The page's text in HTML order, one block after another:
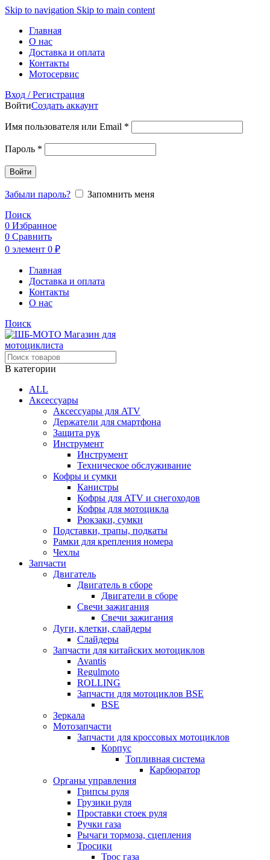
Skip to navigation Skip to main content
Главная
О нас
Доставка и оплата
Контакты
Мотосервис
Вход / Регистрация
ВойтиСоздать аккаунт
Имя пользователя или Email *
Пароль *
Войти
Забыли пароль?
Запомнить меня
Поиск
0 Избранное
0 Сравнить
0 элемент 0 ₽
Главная
Доставка и оплата
Контакты
О нас
Поиск
В категории
ALL
Аксессуары
Аксессуары для ATV
Держатели для смартфона
Защита рук
Инструмент
Инструмент
Техническое обслуживание
Кофры и сумки
Канистры
Кофры для ATV и снегоходов
Кофры для мотоцикла
Рюкзаки, сумки
Подставки, трапы, подкаты
Рамки для крепления номера
Чехлы
Запчасти
Двигатель
Двигатель в сборе
Двигатели в сборе
Свечи зажигания
Свечи зажигания
Дуги, клетки, слайдеры
Слайдеры
Запчасти для китайских мотоциклов
Avantis
Regulmoto
ROLLING
Запчасти для мотоциклов BSE
BSE
Зеркала
Мотозапчасти
Запчасти для кроссовых мотоциклов
Корпус
Топливная система
Карбюратор
Органы управления
Грипсы руля
Грузики руля
Проставки стоек руля
Ручки газа
Рычаги тормоза, сцепления
Тросики
Трос газа